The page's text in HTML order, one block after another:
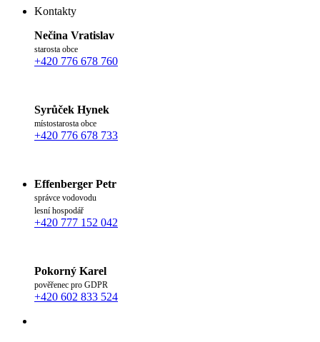
Kontakty
Nečina Vratislav
starosta obce
+420 776 678 760
Syrůček Hynek
místostarosta obce
+420 776 678 733
Effenberger Petr
správce vodovodu
lesní hospodář
+420 777 152 042
Pokorný Karel
pověřenec pro GDPR
+420 602 833 524